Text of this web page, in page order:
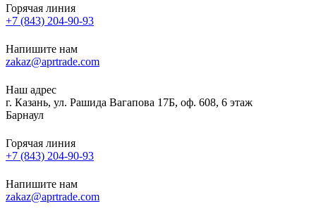
Горячая линия
+7 (843) 204-90-93
Напишите нам
zakaz@aprtrade.com
Наш адрес
г. Казань, ул. Рашида Вагапова 17Б, оф. 608, 6 этаж
Барнаул
Горячая линия
+7 (843) 204-90-93
Напишите нам
zakaz@aprtrade.com